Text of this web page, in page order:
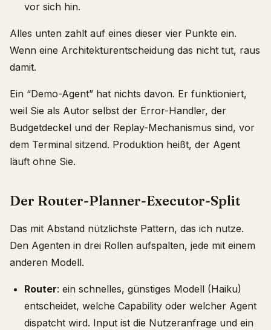
vor sich hin.
Alles unten zahlt auf eines dieser vier Punkte ein.
Wenn eine Architekturentscheidung das nicht tut, raus
damit.
Ein “Demo-Agent” hat nichts davon. Er funktioniert,
weil Sie als Autor selbst der Error-Handler, der
Budgetdeckel und der Replay-Mechanismus sind, vor
dem Terminal sitzend. Produktion heißt, der Agent
läuft ohne Sie.
Der Router-Planner-Executor-Split
Das mit Abstand nützlichste Pattern, das ich nutze.
Den Agenten in drei Rollen aufspalten, jede mit einem
anderen Modell.
Router: ein schnelles, günstiges Modell (Haiku)
entscheidet, welche Capability oder welcher Agent
dispatcht wird. Input ist die Nutzeranfrage und ein